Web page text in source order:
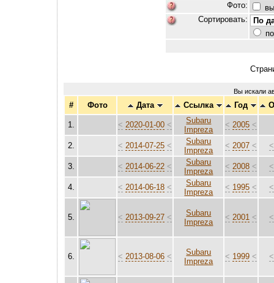
Фото:
Сортировать:
Вы искали
# Фото Дата Ссылка Год
1. < 2020-01-00 <
Subaru
Impreza
< 2005 <
2. < 2014-07-25 <
Subaru
Impreza
< 2007 < <
3. < 2014-06-22 <
Subaru
Impreza
< 2008 < <
4. < 2014-06-18 <
Subaru
Impreza
< 1995 < <
5. < 2013-09-27 <
Subaru
Impreza
< 2001 < <
6. < 2013-08-06 <
Subaru
Impreza
< 1999 < <